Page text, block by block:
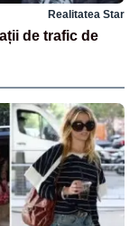
Realitatea Star
de trafic de